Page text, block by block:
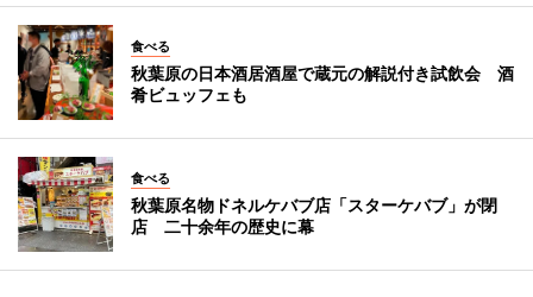
食べる
秋葉原の日本酒居酒屋で蔵元の解説付き試飲会 酒
肴ビュッフェも
食べる
秋葉原名物ドネルケバブ店「スターケバブ」が閉
店 二十余年の歴史に幕